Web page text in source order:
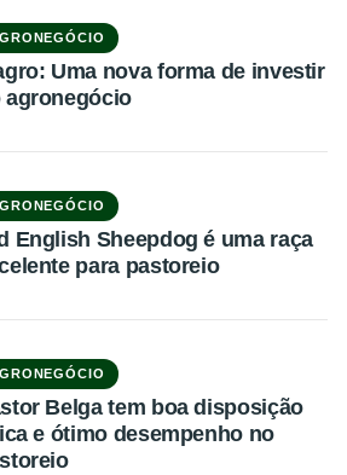
Uma nova forma de investir
agronegócio
English Sheepdog é uma raça
para pastoreio
Belga tem boa disposição
e ótimo desempenho no